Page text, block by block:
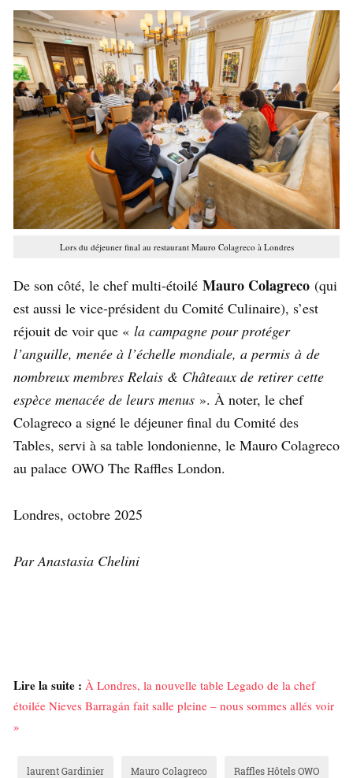
Lors du déjeuner final au restaurant Mauro Colagreco à Londres
De son côté, le chef multi-étoilé Mauro Colagreco (qui
est aussi le vice-président du Comité Culinaire), s’est
réjouit de voir que « la campagne pour protéger
l’anguille, menée à l’échelle mondiale, a permis à de
nombreux membres Relais & Châteaux de retirer cette
espèce menacée de leurs menus ». À noter, le chef
Colagreco a signé le déjeuner final du Comité des
Tables, servi à sa table londonienne, le Mauro Colagreco
au palace OWO The Raffles London.
Londres, octobre 2025
Par Anastasia Chelini
Lire la suite : À Londres, la nouvelle table Legado de la chef
étoilée Nieves Barragán fait salle pleine – nous sommes allés voir
»
laurent Gardinier Mauro Colagreco Raffles Hôtels OWO